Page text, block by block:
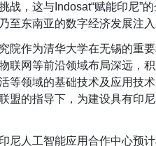
战，这与 Indosat“赋能印尼”
至东南亚的数字经济发展注入
院作为清华大学在无锡的重
联网等前沿领域布局深远，
等领域的基础技术及应用技术
盟的指导下， 为建设具有印
尼人工智能应用合作中心预